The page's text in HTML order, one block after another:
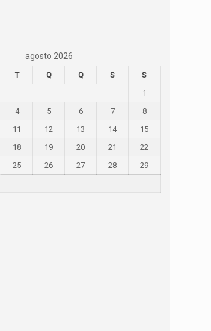
agosto 2026
T Q Q S
S
1
4 5 6 7
8
11 12 13 14
15
18 19 20 21
22
25 26 27 28
29